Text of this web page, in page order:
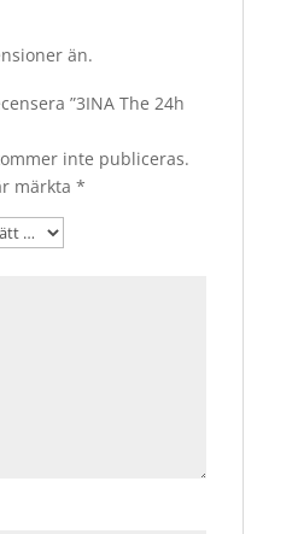
än.
”3INA The 24h
inte publiceras.
märkta *